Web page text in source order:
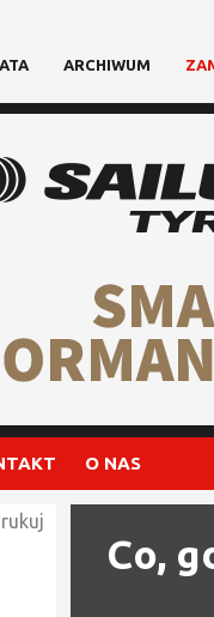
ARCHIWUM
O NAS
Co,